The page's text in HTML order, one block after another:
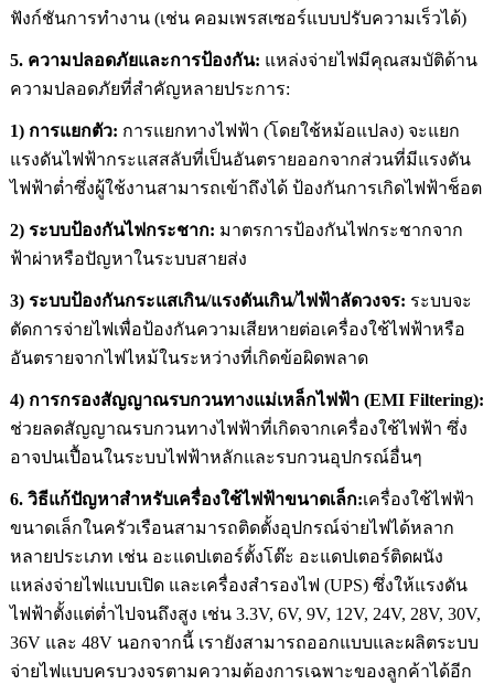
ฟังก์ชันการทำงาน (เช่น คอมเพรสเซอร์แบบปรับความเร็วได้)
5. ความปลอดภัยและการป้องกัน: แหล่งจ่ายไฟมีคุณสมบัติด้าน
ความปลอดภัยที่สำคัญหลายประการ:
1) การแยกตัว: การแยกทางไฟฟ้า (โดยใช้หม้อแปลง) จะแยก
แรงดันไฟฟ้ากระแสสลับที่เป็นอันตรายออกจากส่วนที่มีแรงดัน
ไฟฟ้าต่ำซึ่งผู้ใช้งานสามารถเข้าถึงได้ ป้องกันการเกิดไฟฟ้าช็อต
2) ระบบป้องกันไฟกระชาก: มาตรการป้องกันไฟกระชากจาก
ฟ้าผ่าหรือปัญหาในระบบสายส่ง
3) ระบบป้องกันกระแสเกิน/แรงดันเกิน/ไฟฟ้าลัดวงจร: ระบบจะ
ตัดการจ่ายไฟเพื่อป้องกันความเสียหายต่อเครื่องใช้ไฟฟ้าหรือ
อันตรายจากไฟไหม้ในระหว่างที่เกิดข้อผิดพลาด
4) การกรองสัญญาณรบกวนทางแม่เหล็กไฟฟ้า (EMI Filtering):
ช่วยลดสัญญาณรบกวนทางไฟฟ้าที่เกิดจากเครื่องใช้ไฟฟ้า ซึ่ง
อาจปนเปื้อนในระบบไฟฟ้าหลักและรบกวนอุปกรณ์อื่นๆ
6. วิธีแก้ปัญหาสำหรับเครื่องใช้ไฟฟ้าขนาดเล็ก:เครื่องใช้ไฟฟ้า
ขนาดเล็กในครัวเรือนสามารถติดตั้งอุปกรณ์จ่ายไฟได้หลาก
หลายประเภท เช่น อะแดปเตอร์ตั้งโต๊ะ อะแดปเตอร์ติดผนัง
แหล่งจ่ายไฟแบบเปิด และเครื่องสำรองไฟ (UPS) ซึ่งให้แรงดัน
ไฟฟ้าตั้งแต่ต่ำไปจนถึงสูง เช่น 3.3V, 6V, 9V, 12V, 24V, 28V, 30V,
36V และ 48V นอกจากนี้ เรายังสามารถออกแบบและผลิตระบบ
จ่ายไฟแบบครบวงจรตามความต้องการเฉพาะของลูกค้าได้อีก